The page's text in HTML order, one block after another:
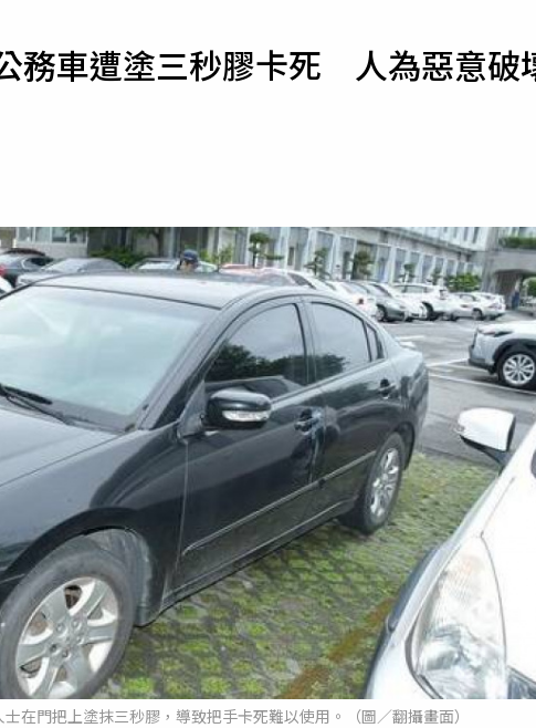
運勢
務車遭塗三秒膠卡死 人為惡意破
在門把上塗抹三秒膠，導致把手卡死難以使用。（圖／翻攝畫面）